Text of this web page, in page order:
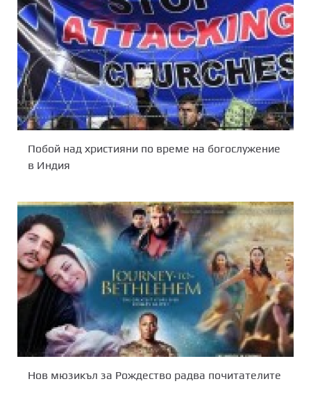
Побой над християни по време на богослужение
в Индия
Нов мюзикъл за Рождество радва почитателите